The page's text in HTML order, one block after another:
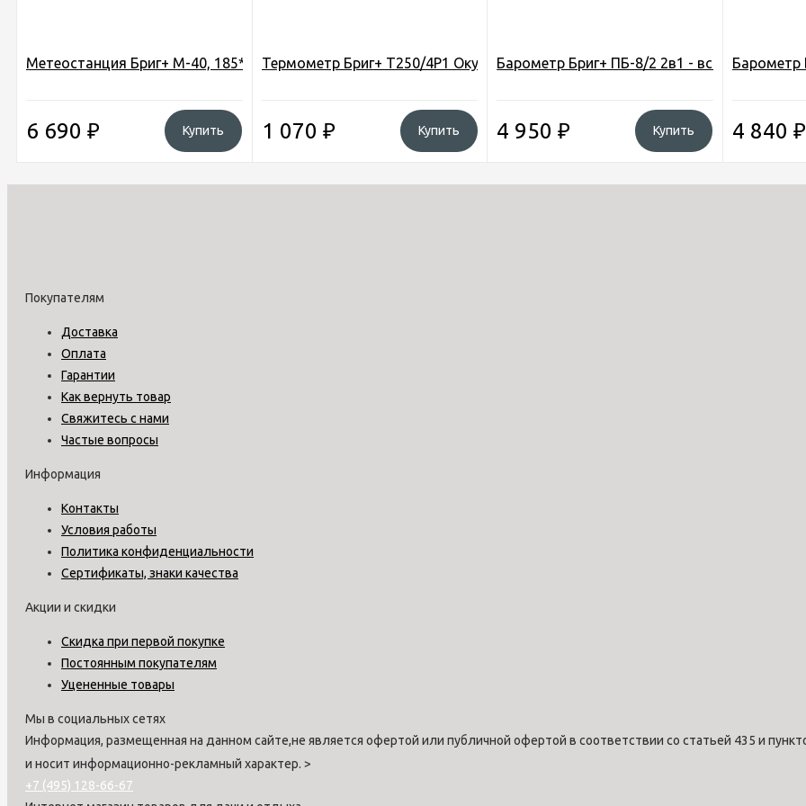
Метеостанция Бриг+ М-40, 185*320мм (барометр d-120мм, рында d-10мм)
6 690 ₽ Купить
Термометр Бриг+ Т250/4Р1 Окунь, 325*90мм, цвет орех, корпус дерево
1 070 ₽ Купить
Барометр Бриг+ ПБ-8/2 2в1 - встроенный
4 950₽ Купить
Барометр
4 840 ₽
Покупателям
Доставка
Оплата
Гарантии
Как вернуть товар
Свяжитесь с нами
Частые вопросы
Информация
Контакты
Условия работы
Политика конфиденциальности
Сертификаты, знаки качества
Акции и скидки
Скидка при первой покупке
Постоянным покупателям
Уцененные товары
Мы в социальных сетях
Информация, размещенная на данном сайте,не является офертой или публичной офертой в соответствии со статьей 435 и
и носит информационно-рекламный характер. >
+7 (495) 128-66-67